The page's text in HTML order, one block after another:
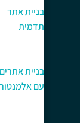
בניית אתר
תדמית
בניית אתרים
עם אלמנטור